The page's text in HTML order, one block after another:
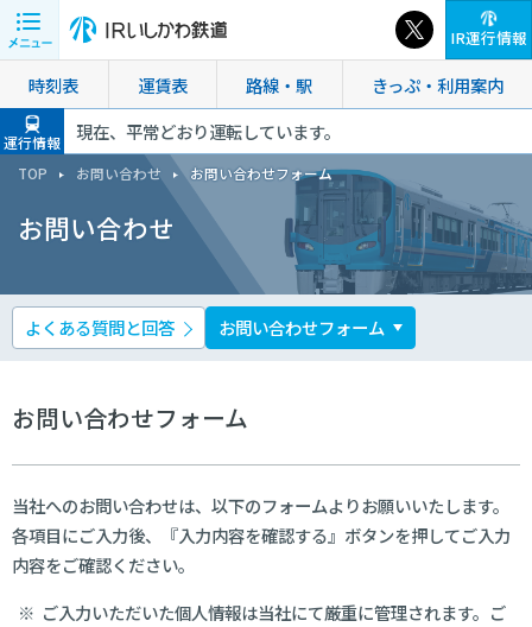
IR運行情報
時刻表 運賃表 路線・駅 きっぷ・利用案内
運行情報 現在、平常どおり運転しています。
TOP お問い合わせ お問い合わせフォーム
お問い合わせ
よくある質問と回答 お問い合わせフォーム
お問い合わせフォーム
当社へのお問い合わせは、以下のフォームよりお願いいたします。
各項目にご入力後、『入力内容を確認する』ボタンを押してご入力
内容をご確認ください。
ご入力いただいた個人情報は当社にて厳重に管理されます。ご